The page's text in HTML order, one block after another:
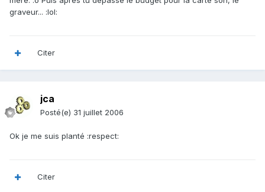
graveur... :lol:
Citer
jca
Posté(e) 31 juillet 2006
Ok je me suis planté :respect:
Citer